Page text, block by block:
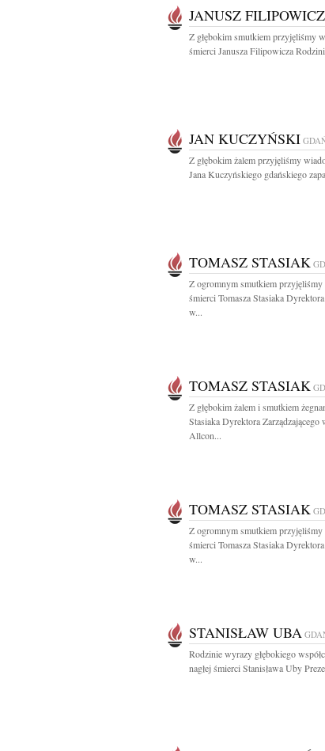
JANUSZ FILIPOWICZ
Z głębokim smutkiem przyjęliśmy
śmierci Janusza Filipowicza
JAN KUCZYŃSKI
Z głębokim żalem przyjęliśmy
Jana Kuczyńskiego gdańskiego
TOMASZ STASIAK
Z ogromnym smutkiem
śmierci Tomasza Stasiaka
w...
TOMASZ STASIAK
Z głębokim żalem i smutkiem
Stasiaka Dyrektora Zarządzającego
Allcon...
TOMASZ STASIAK
Z ogromnym smutkiem
śmierci Tomasza Stasiaka
w...
STANISŁAW UBA
Rodzinie wyrazy głębokiego
nagłej śmierci Stanisława Uby